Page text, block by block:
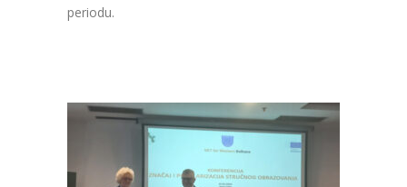
periodu.